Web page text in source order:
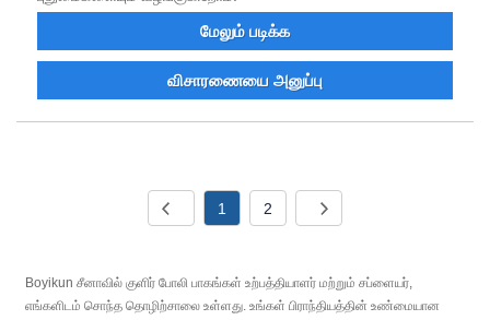
மேலும் படிக்க
விசாரணையை அனுப்பு
1 2
Boyikun சீனாவில் குளிர் போலி பாகங்கள் உற்பத்தியாளர் மற்றும் சப்ளையர்,
எங்களிடம் சொந்த தொழிற்சாலை உள்ளது. உங்கள் பிராந்தியத்தின் உண்மையான